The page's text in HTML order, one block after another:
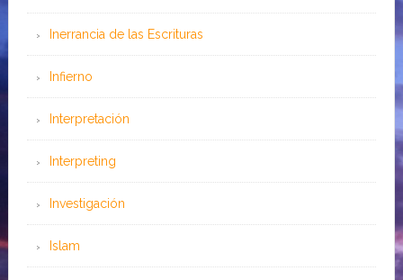
Inerrancia de las Escrituras
Infierno
Interpretación
Interpreting
Investigación
Islam